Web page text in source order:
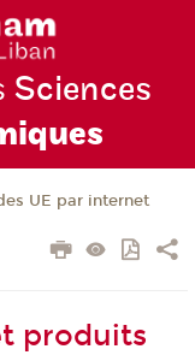
Sciences
UE par internet
produits